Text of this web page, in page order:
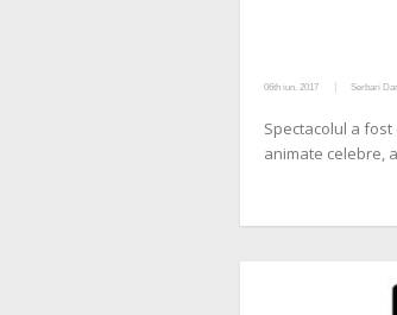
06th iun. 2017 Serbari
Spectacolul a
animate celebre,